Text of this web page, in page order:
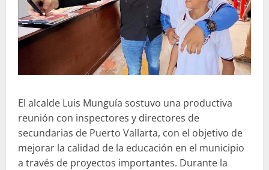
El alcalde Luis Munguía sostuvo una productiva
reunión con inspectores y directores de
secundarias de Puerto Vallarta, con el objetivo de
mejorar la calidad de la educación en el municipio
a través de proyectos importantes. Durante la